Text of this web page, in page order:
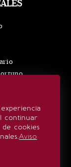
continuar
de cookies
Aviso